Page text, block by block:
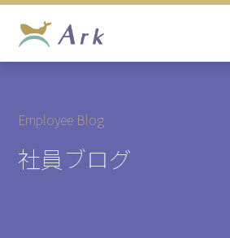
Employee Blog
社員ブログ